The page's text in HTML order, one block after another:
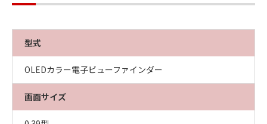
型式
OLEDカラー電子ビューファインダー
画面サイズ